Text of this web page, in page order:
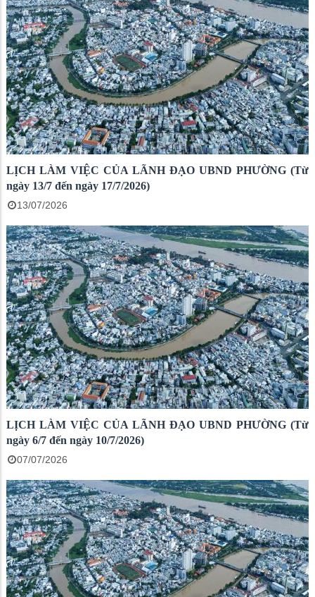
LỊCH LÀM VIỆC CỦA LÃNH ĐẠO UBND PHƯỜNG (Từ
ngày 13/7 đến ngày 17/7/2026)
13/07/2026
LỊCH LÀM VIỆC CỦA LÃNH ĐẠO UBND PHƯỜNG (Từ
ngày 6/7 đến ngày 10/7/2026)
07/07/2026